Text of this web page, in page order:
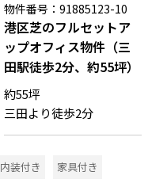
物件番号：91885123-10
港区芝のフルセットア
ップオフィス物件（三
田駅徒歩2分、約55坪）
約55坪
三田より徒歩2分
内装付き
家具付き